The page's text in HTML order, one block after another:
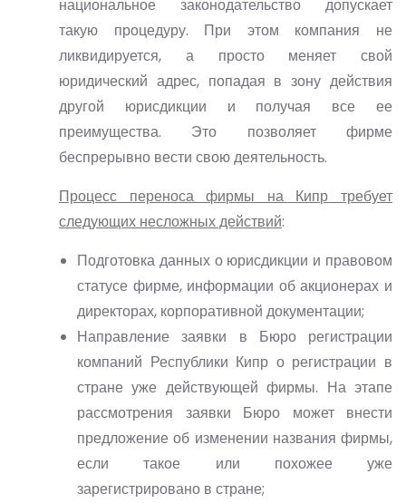
национальное законодательство допускает
такую процедуру. При этом компания не
ликвидируется, а просто меняет свой
юридический адрес, попадая в зону действия
другой юрисдикции и получая все ее
преимущества. Это позволяет фирме
беспрерывно вести свою деятельность.
Процесс переноса фирмы на Кипр требует
следующих несложных действий:
Подготовка данных о юрисдикции и правовом
статусе фирме, информации об акционерах и
директорах, корпоративной документации;
Направление заявки в Бюро регистрации
компаний Республики Кипр о регистрации в
стране уже действующей фирмы. На этапе
рассмотрения заявки Бюро может внести
предложение об изменении названия фирмы,
если такое или похожее уже
зарегистрировано в стране;